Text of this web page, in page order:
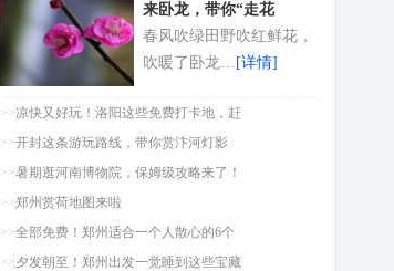
来卧龙，带你“走花
春风吹绿田野吹红鲜花，
吹暖了卧龙… [详情]
>>凉快又好玩！洛阳这些免费打卡地，赶
>>开封这条游玩路线，带你赏汴河灯影
>>暑期逛河南博物院，保姆级攻略来了！
>>郑州赏荷地图来啦
>>全部免费！郑州适合一个人散心的6个
>>夕发朝至！郑州出发一觉睡到这些宝藏